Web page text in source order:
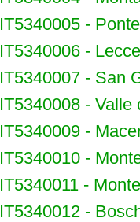
IT5340005 -
IT5340006 -
IT5340007 - San
IT5340008 - Valle
IT5340009 -
IT5340010 -
IT5340011 -
IT5340012 -